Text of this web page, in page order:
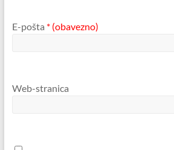
E-pošta * (obavezno)
Web-stranica